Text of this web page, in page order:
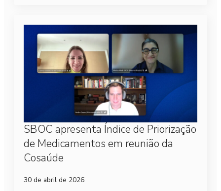
SBOC apresenta Índice de Priorização
de Medicamentos em reunião da
Cosaúde
30 de abril de 2026